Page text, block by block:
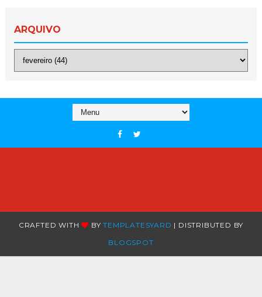
ARQUIVO
CRAFTED WITH BYTEMPLATESYARD | DISTRIBUTED BY
BLOGSPOT